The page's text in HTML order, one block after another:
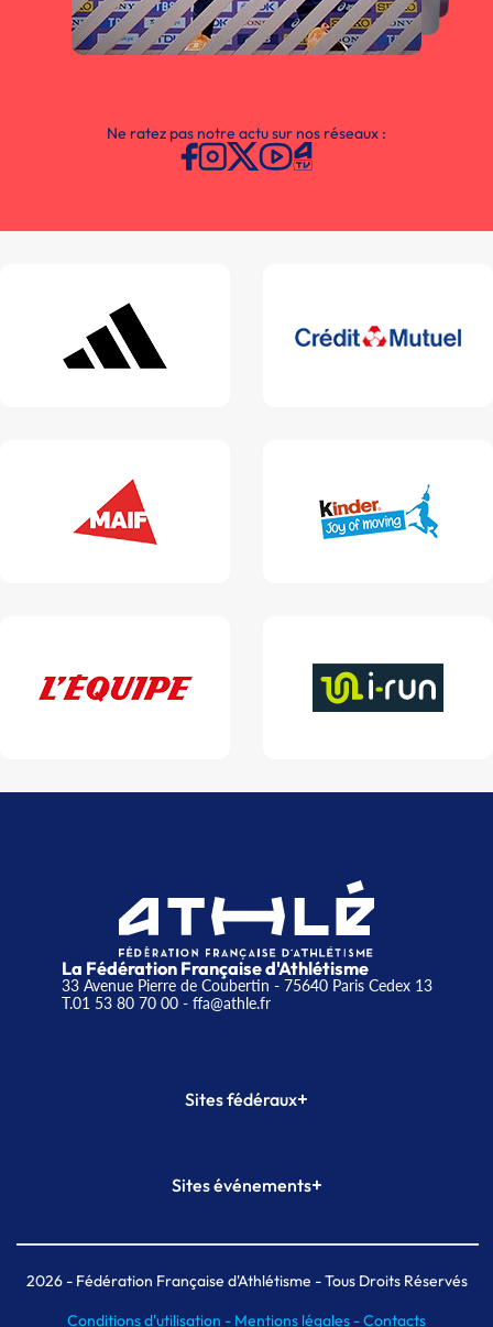
Ne ratez pas notre actu sur nos réseaux :
La Fédération Française d'Athlétisme
33 Avenue Pierre de Coubertin - 75640 Paris Cedex 13
T.01 53 80 70 00- ffa@athle.fr
Sites fédéraux+
Plateforme Formation
Sites événements+
Meeting de Paris indoor
MAIF Ekiden de Paris
2026- Fédération Française d'Athlétisme - Tous Droits Réservés
Conditions d'utilisation - Mentions légales -Contacts